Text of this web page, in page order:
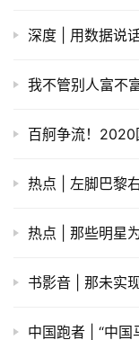
深度 | 用数据说
我不管别人富不
百舸争流！2020
热点 | 左脚巴黎
热点 | 那些明星
书影音 | 那未实
中国跑者 | “中国